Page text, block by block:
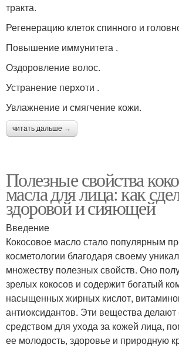
тракта.
Регенерацию клеток спинного и
Повышение иммунитета .
Оздоровление волос.
Устранение перхоти .
Увлажнение и смягчение кожи.
читать дальше →
Полезные свойства
масла для лица: как
здоровой и сияющей
Введение
Кокосовое масло стало популярным
косметологии благодаря своему
множеству полезных свойств. Оно
зрелых кокосов и содержит богатый
насыщенных жирных кислот,
антиоксидантов. Эти вещества
средством для ухода за кожей лица,
ее молодость, здоровье и природную